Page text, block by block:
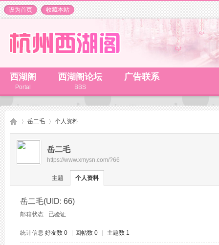
设为首页 收藏本站
西湖阁
Portal
西湖阁论坛
BBS
广告联系
›
岳二毛 个人资料
岳二毛
https://www.xmysn.com/?66
主题 个人资料
岳二毛(UID: 66)
邮箱状态 已验证
统计信息 好友数 0 回帖数 0 主题数 1